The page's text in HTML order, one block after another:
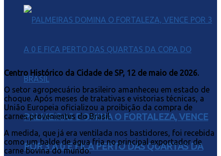
PALMEIRAS DOMINA O FORTALEZA, VENCE
POR 3 A 0 E FICA PERTO DAS QUARTAS DA
Centro Histórico da Cidade de SP, 12 de maio de 2026.
O setor agropecuário brasileiro amanheceu em estado de
choque. Após meses de tratativas e vistorias técnicas, a
União Europeia oficializou a proibição da compra de
carnes provenientes do Brasil.
A medida, que já era ventilada nos bastidores, foi recebida
como um balde de água fria no principal exportador de
carne bovina do mundo.